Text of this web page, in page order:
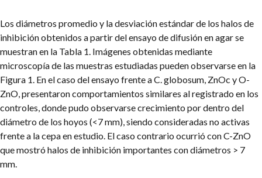
Los diámetros promedio y la desviación estándar de los halos de
inhibición obtenidos a partir del ensayo de difusión en agar se
muestran en la Tabla 1. Imágenes obtenidas mediante
microscopía de las muestras estudiadas pueden observarse en la
Figura 1. En el caso del ensayo frente a C. globosum, ZnOc y O-
ZnO, presentaron comportamientos similares al registrado en los
controles, donde pudo observarse crecimiento por dentro del
diámetro de los hoyos (<7 mm), siendo consideradas no activas
frente a la cepa en estudio. El caso contrario ocurrió con C-ZnO
que mostró halos de inhibición importantes con diámetros > 7
mm.